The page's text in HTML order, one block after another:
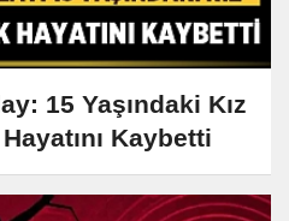
15 Yaşındaki Kız
Kaybetti